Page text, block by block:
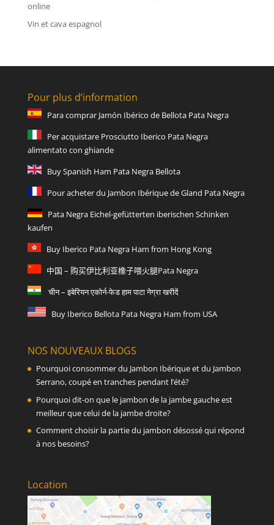
online
Vin et cava espagnol
Pour plus d’information
Para comprar Jamón Ibérico de Bellota Pata Negra
Per acquistare Prosciutto Iberico Pata Negra
alimentato con ghiande
Buy Spanish Ham Pata Negra Bellota
Pour acheter du Jambon Ibérique de Gland Pata Negra
Pata Negra Eichel-gefütterten iberischen Schinken
kaufen
Buy Iberico Pata Negra Ham from Hong Kong
中国 – 购买伊比利亚橡子喂火腿Pata Negra
चीन – इबेरियन एकोर्न-फेड हाम पाटा नेग्रा खरीदें
Buy Iberico Bellota Pata Negra Ham from USA
NOS NOUVEAUX BLOGS
Pourquoi consommer du Jambon Ibérique et du Jambon
Serrano, coupé en tranches pendant l’été?
Pourquoi dit-on que le jambon de la jambe gauche est
meilleur que celui de la jambe droite?
Comment choisir la partie du jambon désossé qui répond
à nos besoins?
Location